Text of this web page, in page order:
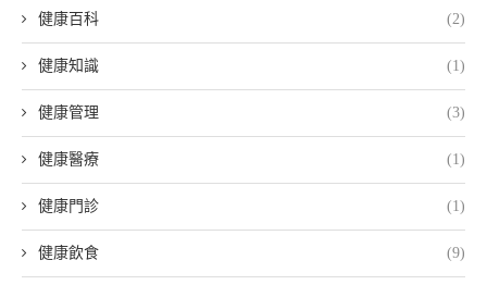
健康百科 (2)
健康知識 (1)
健康管理 (3)
健康醫療 (1)
健康門診 (1)
健康飲食 (9)